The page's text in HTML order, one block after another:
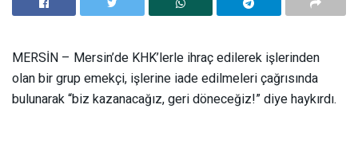
MERSİN – Mersin’de KHK’lerle ihraç edilerek işlerinden
olan bir grup emekçi, işlerine iade edilmeleri çağrısında
bulunarak “biz kazanacağız, geri döneceğiz!” diye haykırdı.